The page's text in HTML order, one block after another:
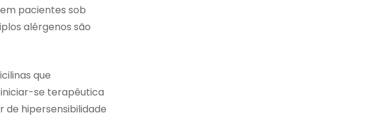
pacientes sob
alérgenos são
que
se terapêutica
de hipersensibilidade